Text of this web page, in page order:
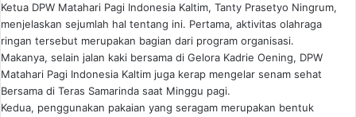
Ketua DPW Matahari Pagi Indonesia Kaltim, Tanty Prasetyo Ningrum,
menjelaskan sejumlah hal tentang ini. Pertama, aktivitas olahraga
ringan tersebut merupakan bagian dari program organisasi.
Makanya, selain jalan kaki bersama di Gelora Kadrie Oening, DPW
Matahari Pagi Indonesia Kaltim juga kerap mengelar senam sehat
Bersama di Teras Samarinda saat Minggu pagi.
Kedua, penggunakan pakaian yang seragam merupakan bentuk